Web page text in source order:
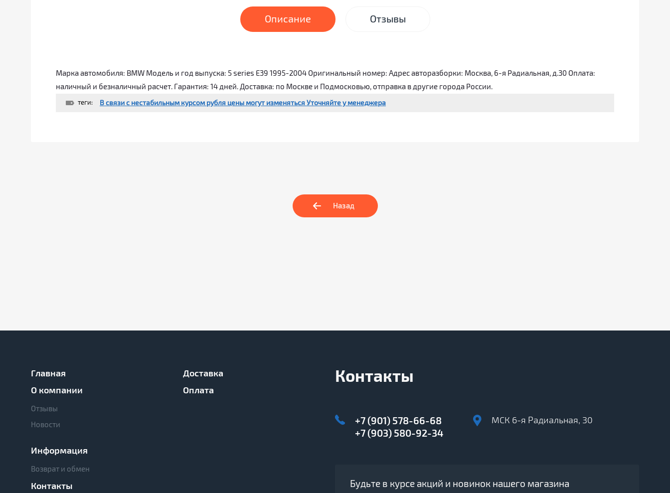
Описание Отзывы
Марка автомобиля: BMW Модель и год выпуска: 5 series E39 1995-2004 Оригинальный номер: Адрес авторазборки: Москва, 6-я Радиальная, д.30 Оплата:
наличный и безналичный расчет. Гарантия: 14 дней. Доставка: по Москве и Подмосковью, отправка в другие города России.
теги: В связи с нестабильным курсом рубля цены могут изменяться Уточняйте у менеджера
Назад
Главная
О компании
Отзывы
Новости
Доставка
Оплата
Информация
Возврат и обмен
Контакты
Контакты
+7 (901) 578-66-68
+7 (903) 580-92-34
МСК 6-я Радиальная, 30
Будьте в курсе акций и новинок нашего магазина